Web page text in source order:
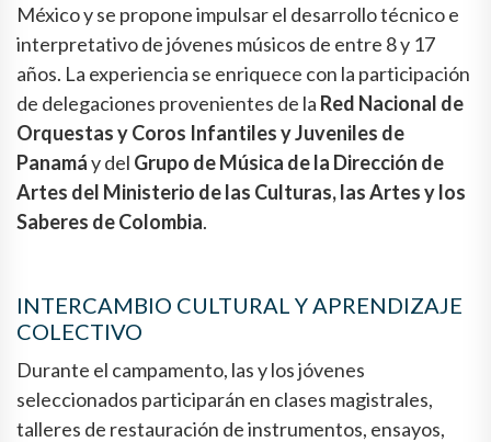
México y se propone impulsar el desarrollo técnico e
interpretativo de jóvenes músicos de entre 8 y 17
años. La experiencia se enriquece con la participación
de delegaciones provenientes de la Red Nacional de
Orquestas y Coros Infantiles y Juveniles de
Panamáy del Grupo de Música de la Dirección de
Artes del Ministerio de las Culturas, las Artes y los
Saberes de Colombia.
INTERCAMBIO CULTURAL Y APRENDIZAJE
COLECTIVO
Durante el campamento, las y los jóvenes
seleccionados participarán en clases magistrales,
talleres de restauración de instrumentos, ensayos,